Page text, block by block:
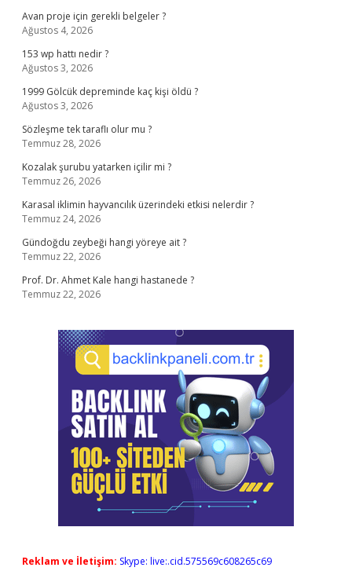
Avan proje için gerekli belgeler ?
Ağustos 4, 2026
153 wp hattı nedir ?
Ağustos 3, 2026
1999 Gölcük depreminde kaç kişi öldü ?
Ağustos 3, 2026
Sözleşme tek taraflı olur mu ?
Temmuz 28, 2026
Kozalak şurubu yatarken içilir mi ?
Temmuz 26, 2026
Karasal iklimin hayvancılık üzerindeki etkisi nelerdir ?
Temmuz 24, 2026
Gündoğdu zeybeği hangi yöreye ait ?
Temmuz 22, 2026
Prof. Dr. Ahmet Kale hangi hastanede ?
Temmuz 22, 2026
Reklam ve İletişim: Skype: live:.cid.575569c608265c69